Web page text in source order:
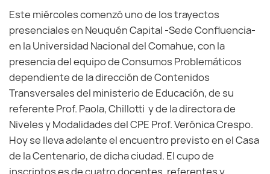
Este miércoles comenzó uno de los trayectos
presenciales en Neuquén Capital -Sede Confluencia-
en la Universidad Nacional del Comahue, con la
presencia del equipo de Consumos Problemáticos
dependiente de la dirección de Contenidos
Transversales del ministerio de Educación, de su
referente Prof. Paola, Chillotti y de la directora de
Niveles y Modalidades del CPE Prof. Verónica Crespo.
Hoy se lleva adelante el encuentro previsto en el Casa
de la Centenario, de dicha ciudad. El cupo de